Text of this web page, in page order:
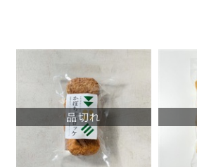
品切れ